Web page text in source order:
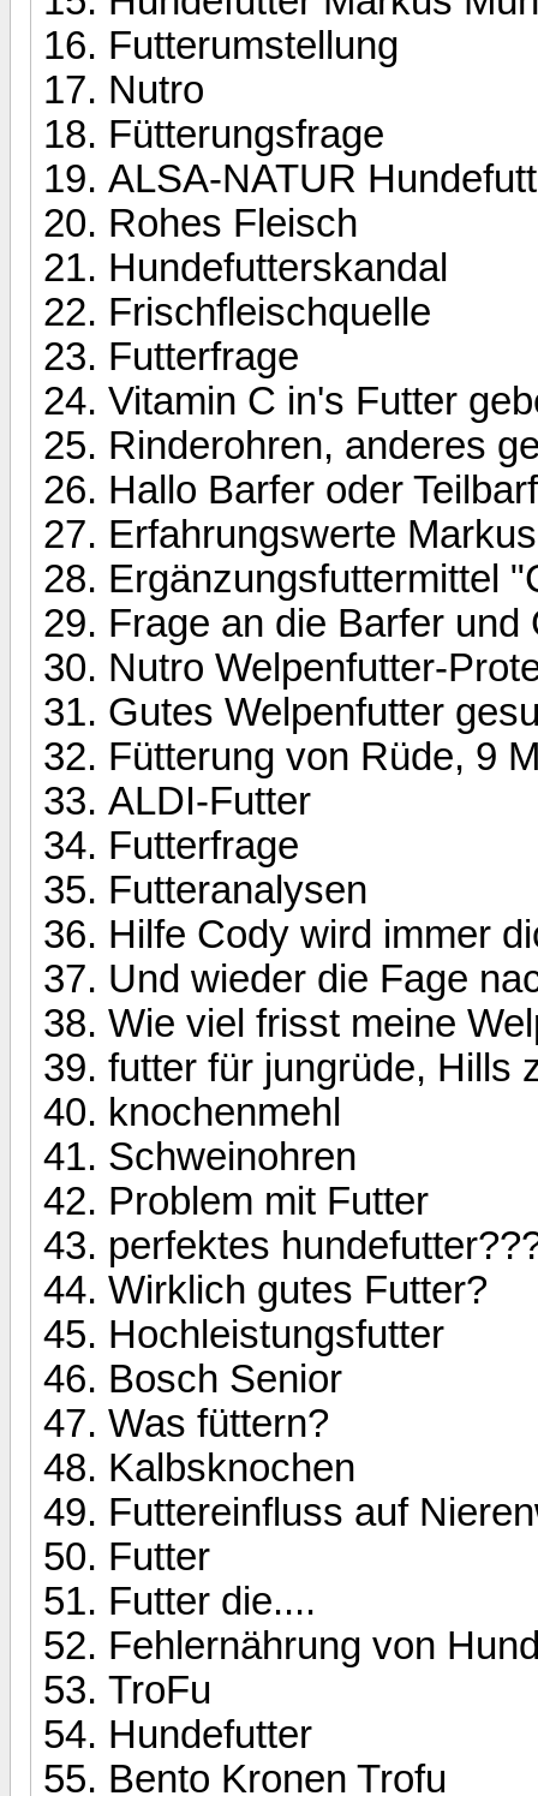
Futterumstellung
Nutro
Fütterungsfrage
ALSA-NATUR
Rohes Fleisch
Hundefutterskandal
Frischfleischquelle
Futterfrage
Vitamin C in's Futter
Rinderohren, anderes
Hallo Barfer oder
Erfahrungswerte
Ergänzungsfuttermittel
Frage an die Barfer
Nutro Welpenfutter-
Gutes Welpenfutter
Fütterung von Rüde, 9
ALDI-Futter
Futterfrage
Futteranalysen
Hilfe Cody wird immer
Und wieder die Fage
Wie viel frisst meine
futter für jungrüde, Hills
knochenmehl
Schweinohren
Problem mit Futter
perfektes
Wirklich gutes Futter?
Hochleistungsfutter
Bosch Senior
Was füttern?
Kalbsknochen
Futtereinfluss auf
Futter
Futter die....
Fehlernährung von
TroFu
Hundefutter
Bento Kronen Trofu